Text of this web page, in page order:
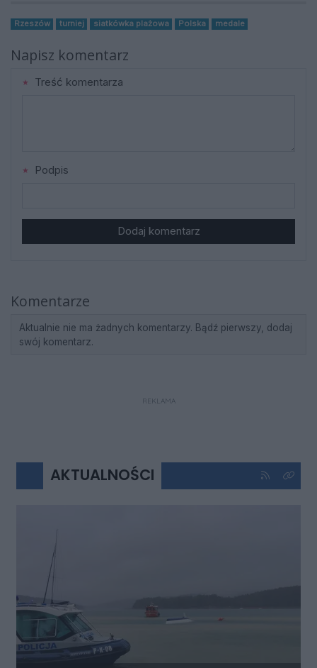
Rzeszów turniej siatkówka plażowa Polska medale
Napisz komentarz
Treść komentarza
Podpis
Dodaj komentarz
Komentarze
Aktualnie nie ma żadnych komentarzy. Bądź pierwszy, dodaj
swój komentarz.
REKLAMA
AKTUALNOŚCI Kliknij aby
Kliknij